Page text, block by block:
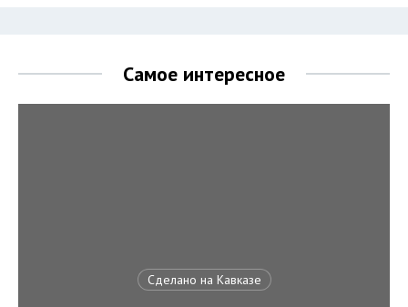
Самое интересное
Сделано на Кавказе